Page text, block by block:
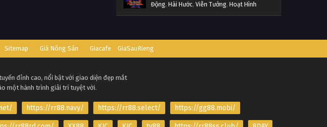
Động, Hài Hước, Viễn Tưởng, Hoạt Hình
Sitemap Giá Nông Sản Giacafe GiaSauRieng
đỉnh cao, nổi bật với giao diện đẹp mắt
một hành trình giải trí tuyệt vời.
https://rr88.navy/ https://rr88.select/ https://gg88.mobi/